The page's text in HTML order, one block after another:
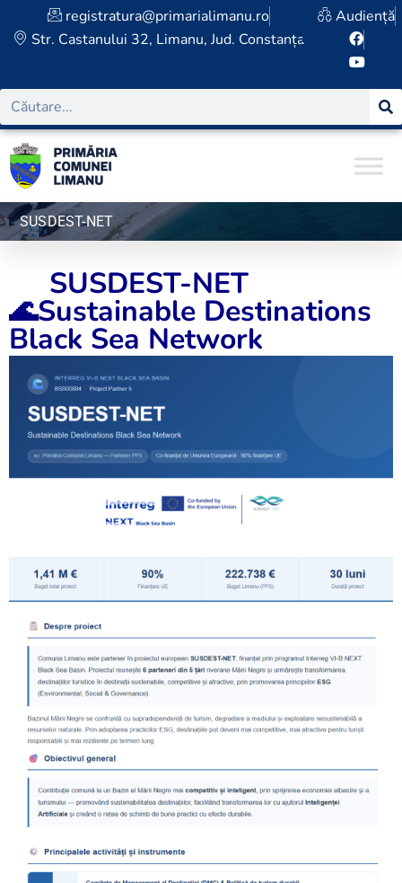
registratura@primarialimanu.ro
Str. Castanului 32, Limanu, Jud. Constanța
Audiență
SUSDEST-NET
SUSDEST-NET
🌊Sustainable Destinations
Black Sea Network